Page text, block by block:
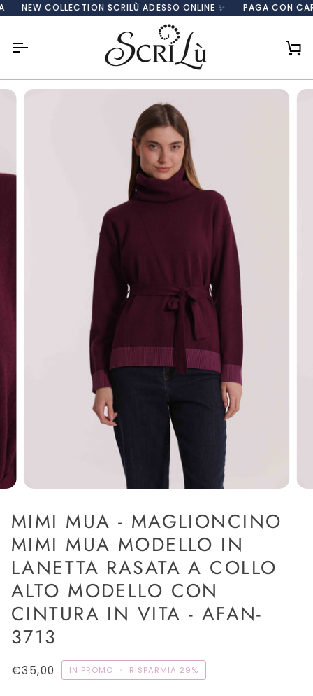
Salta
al
COLLECTION SCRILÙ ADESSO ONLINE ✨ PAGA CON CARTA,
MIMI MUA - MAGLIONCINO
MIMI MUA MODELLO IN
LANETTA RASATA A COLLO
ALTO MODELLO CON
CINTURA IN VITA - AFAN-
3713
€35,00 IN PROMO • RISPARMIA 29%